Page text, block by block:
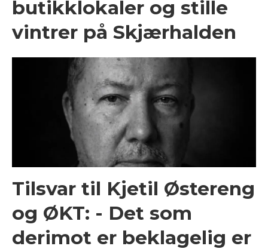
butikklokaler og stille
vintrer på Skjærhalden
Tilsvar til Kjetil Østereng
og ØKT: - Det som
derimot er beklagelig er